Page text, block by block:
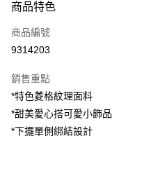
信用卡一次付款
超商取貨付款
Apple Pay
街口支付
商品特色
商品編號
9314203
銷售重點
*特色菱格紋理面料
*甜美愛心搭可愛小飾品
*下擺單側綁結設計